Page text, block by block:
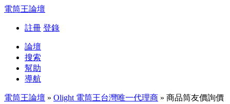
電筒王論壇
註冊 登錄
論壇
搜索
幫助
導航
電筒王論壇 » Olight 電筒王台灣唯一代理商 » 商品筒友價詢價